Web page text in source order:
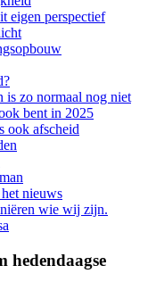
eigen perspectief
is zo normaal nog niet
bent in 2025
ook afscheid
nieuws
wie wij zijn.
hedendaagse